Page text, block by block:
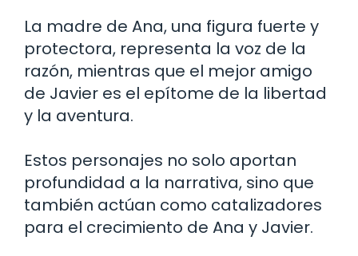
La madre de Ana, una figura fuerte y
protectora, representa la voz de la
razón, mientras que el mejor amigo
de Javier es el epítome de la libertad
y la aventura.
Estos personajes no solo aportan
profundidad a la narrativa, sino que
también actúan como catalizadores
para el crecimiento de Ana y Javier.